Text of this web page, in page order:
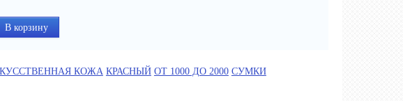
КОЖА КРАСНЫЙ ОТ 1000 ДО 2000 СУМКИ